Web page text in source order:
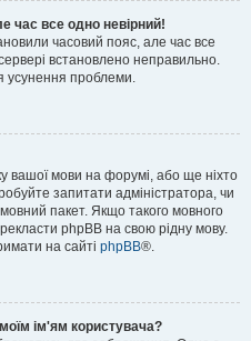
час все одно невірний!
часовий пояс, але час все
встановлено неправильно.
усунення проблеми.
вашої мови на форумі, або ще ніхто
запитати адміністратора, чи
пакет. Якщо такого мовного
phpBB на свою рідну мову.
на сайті phpBB®.
ім'ям користувача?